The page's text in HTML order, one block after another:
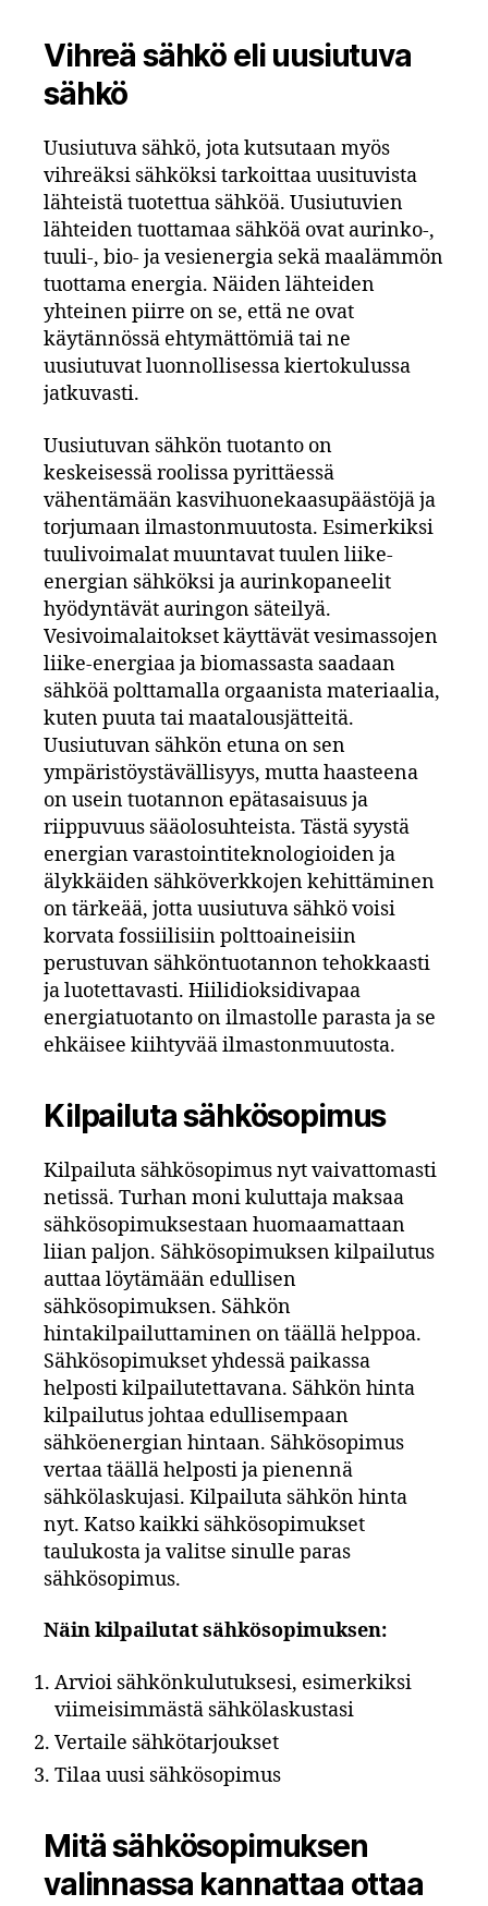
Vihreä sähkö eli uusiutuva
sähkö
Uusiutuva sähkö, jota kutsutaan myös
vihreäksi sähköksi tarkoittaa uusituvista
lähteistä tuotettua sähköä. Uusiutuvien
lähteiden tuottamaa sähköä ovat aurinko-,
tuuli-, bio- ja vesienergia sekä maalämmön
tuottama energia. Näiden lähteiden
yhteinen piirre on se, että ne ovat
käytännössä ehtymättömiä tai ne
uusiutuvat luonnollisessa kiertokulussa
jatkuvasti.
Uusiutuvan sähkön tuotanto on
keskeisessä roolissa pyrittäessä
vähentämään kasvihuonekaasupäästöjä ja
torjumaan ilmastonmuutosta. Esimerkiksi
tuulivoimalat muuntavat tuulen liike-
energian sähköksi ja aurinkopaneelit
hyödyntävät auringon säteilyä.
Vesivoimalaitokset käyttävät vesimassojen
liike-energiaa ja biomassasta saadaan
sähköä polttamalla orgaanista materiaalia,
kuten puuta tai maatalousjätteitä.
Uusiutuvan sähkön etuna on sen
ympäristöystävällisyys, mutta haasteena
on usein tuotannon epätasaisuus ja
riippuvuus sääolosuhteista. Tästä syystä
energian varastointiteknologioiden ja
älykkäiden sähköverkkojen kehittäminen
on tärkeää, jotta uusiutuva sähkö voisi
korvata fossiilisiin polttoaineisiin
perustuvan sähköntuotannon tehokkaasti
ja luotettavasti. Hiilidioksidivapaa
energiatuotanto on ilmastolle parasta ja se
ehkäisee kiihtyvää ilmastonmuutosta.
Kilpailuta sähkösopimus
Kilpailuta sähkösopimus nyt vaivattomasti
netissä. Turhan moni kuluttaja maksaa
sähkösopimuksestaan huomaamattaan
liian paljon. Sähkösopimuksen kilpailutus
auttaa löytämään edullisen
sähkösopimuksen. Sähkön
hintakilpailuttaminen on täällä helppoa.
Sähkösopimukset yhdessä paikassa
helposti kilpailutettavana. Sähkön hinta
kilpailutus johtaa edullisempaan
sähköenergian hintaan. Sähkösopimus
vertaa täällä helposti ja pienennä
sähkölaskujasi. Kilpailuta sähkön hinta
nyt. Katso kaikki sähkösopimukset
taulukosta ja valitse sinulle paras
sähkösopimus.
Näin kilpailutat sähkösopimuksen:
Arvioi sähkönkulutuksesi, esimerkiksi
viimeisimmästä sähkölaskustasi
Vertaile sähkötarjoukset
Tilaa uusi sähkösopimus
Mitä sähkösopimuksen
valinnassa kannattaa ottaa